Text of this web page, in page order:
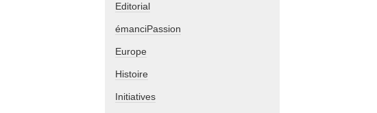
Editorial
émanciPassion
Europe
Histoire
Initiatives